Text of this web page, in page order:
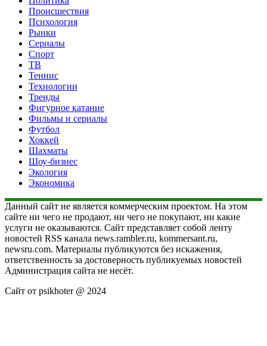
Происшествия
Психология
Рынки
Сериалы
Спорт
ТВ
Теннис
Технологии
Тренды
Фигурное катание
Фильмы и сериалы
Футбол
Хоккей
Шахматы
Шоу-бизнес
Экология
Экономика
Данный сайт не является коммерческим проектом. На этом
сайте ни чего не продают, ни чего не покупают, ни какие
услуги не оказываются. Сайт представляет собой ленту
новостей RSS канала news.rambler.ru, kommersant.ru,
newsru.com. Материалы публикуются без искажения,
ответственность за достоверность публикуемых новостей
Администрация сайта не несёт.
Сайт от psikhoter @ 2024